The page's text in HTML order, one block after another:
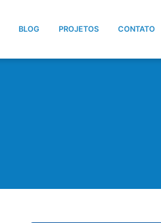
BLOG PROJETOS CONTATO